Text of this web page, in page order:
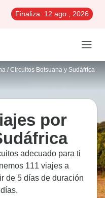
Finaliza: 12 ago., 2026
/ Circuitos Botsuana y Sudáfrica
por
adecuado para ti
111 viajes a
de 5 días de duración